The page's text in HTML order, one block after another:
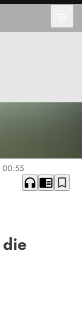
00:55
headphones chrome_reader_mode bookmark_border